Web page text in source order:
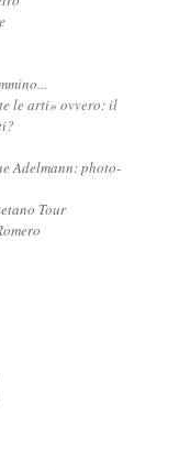
le arti» ovvero: il
Adelmann: photo-
Tour